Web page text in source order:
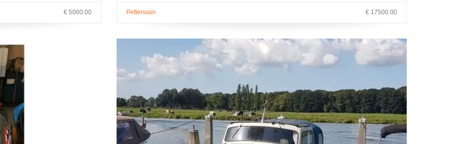
€ 5000.00 Pettersson € 17500.00